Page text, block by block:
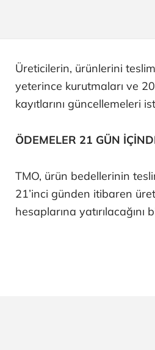
Üreticilerin, ürünlerini
yeterince kurutmaları ve
kayıtlarını güncellemeleri
ÖDEMELER 21 GÜN
TMO, ürün bedellerinin
21’inci günden itibaren
hesaplarına yatırılacağını